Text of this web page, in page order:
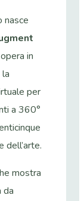
nasce
in
per
a 360°
dell’arte.
mostra
da